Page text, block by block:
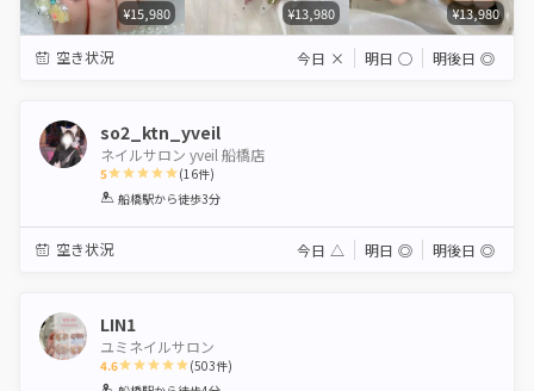
¥15,980 ¥13,980 ¥13,980
空き状況 今日 × 明日 ◯ 明後日 ◎
so2_ktn_yveil
ネイルサロン yveil 船橋店
5
1 2 3 4 5
(16件)
船橋駅から徒歩3分
空き状況 今日 △ 明日 ◎ 明後日 ◎
LIN1
ユミネイルサロン
4.6 (503件)